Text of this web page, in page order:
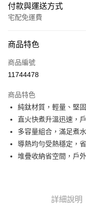
付款與運送方式
宅配免運費
信用卡一次付款
LINE Pay
悠遊付
Google Pay
全盈+PAY
ATM付款
商品特色
商品編號
11744478
商品特色
純鈦材質，輕量、堅
直火快煮升溫迅速，
多容量組合，滿足煮
導熱均勻受熱穩定，
堆疊收納省空間，戶
詳細說明